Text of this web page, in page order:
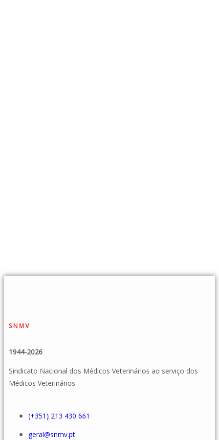
SNMV
1944-2026
Sindicato Nacional dos Médicos Veterinários ao serviço dos
Médicos Veterinários
(+351) 213 430 661
geral@snmv.pt